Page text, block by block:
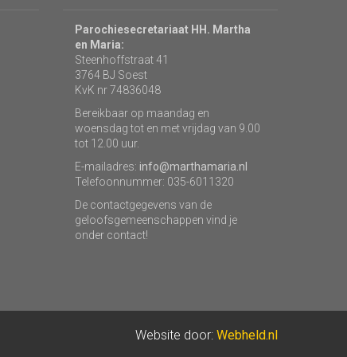
Parochiesecretariaat HH. Martha
en Maria:
Steenhoffstraat 41
3764 BJ Soest
KvK nr 74836048
Bereikbaar op maandag en
woensdag tot en met vrijdag van 9.00
tot 12.00 uur.
E-mailadres: info@marthamaria.nl
Telefoonnummer: 035-6011320
De contactgegevens van de
geloofsgemeenschappen vind je
onder contact!
Website door: Webheld.nl